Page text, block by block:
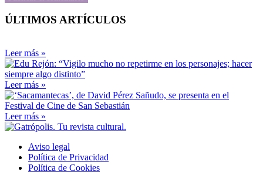
ÚLTIMOS ARTÍCULOS
Leer más »
Leer más »
Leer más »
Aviso legal
Política de Privacidad
Política de Cookies